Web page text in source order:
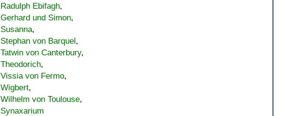
Radulph Ebifagh,
Gerhard und Simon,
Susanna,
Stephan von Barquel,
Tatwin von Canterbury,
Theodorich,
Vissia von Fermo,
Wigbert,
Wilhelm von Toulouse,
Synaxarium